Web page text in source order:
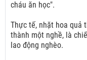
cháu ăn học".
Thực tế, nhặt hoa quả
thành một nghề, là
lao động nghèo.